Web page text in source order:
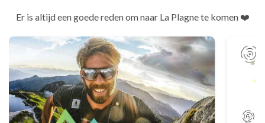
Er is altijd een goede reden om naar La Plagne te komen ❤️